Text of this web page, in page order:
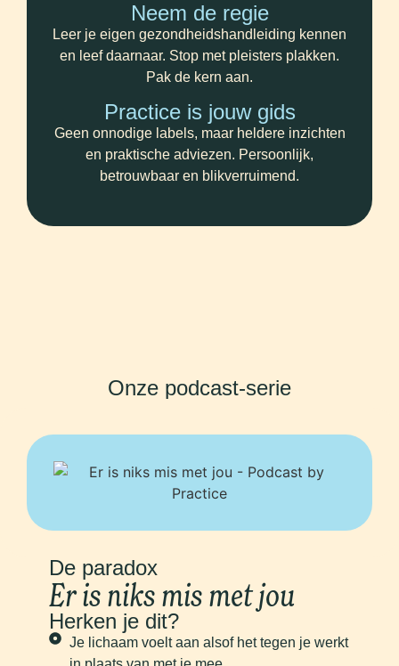
Neem de regie
Leer je eigen gezondheidshandleiding kennen
en leef daarnaar. Stop met pleisters plakken.
Pak de kern aan.
Practice is jouw gids
Geen onnodige labels, maar heldere inzichten
en praktische adviezen. Persoonlijk,
betrouwbaar en blikverruimend.
Onze podcast-serie
De paradox
Er is niks mis met jou
Herken je dit?
Je lichaam voelt aan alsof het tegen je werkt